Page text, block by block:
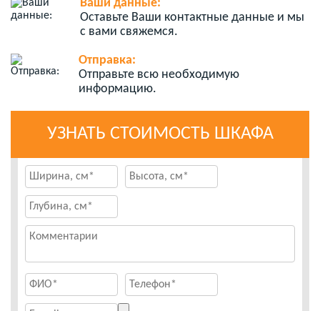
Ваши данные:
Оставьте Ваши контактные данные и мы
с вами свяжемся.
Отправка:
Отправьте всю необходимую
информацию.
УЗНАТЬ СТОИМОСТЬ ШКАФА